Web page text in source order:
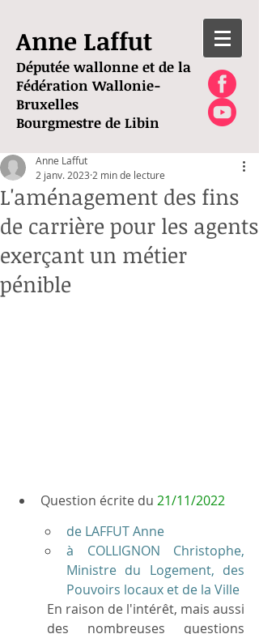
Anne Laffut
Députée wallonne et de la
Fédération Wallonie-
Bruxelles
Bourgmestre de Libin
L'aménagement des fins
de carrière pour les agents
exerçant un métier
pénible
Anne Laffut
2 janv. 2023 2 min de lecture
Question écrite du 21/11/2022
de LAFFUT Anne
à COLLIGNON Christophe,
Ministre du Logement, des
Pouvoirs locaux et de la Ville
En raison de l'intérêt, mais aussi
des nombreuses questions